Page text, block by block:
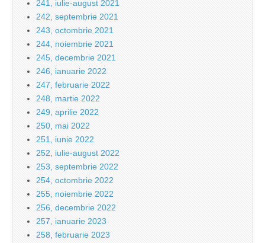
241, iulie-august 2021
242, septembrie 2021
243, octombrie 2021
244, noiembrie 2021
245, decembrie 2021
246, ianuarie 2022
247, februarie 2022
248, martie 2022
249, aprilie 2022
250, mai 2022
251, iunie 2022
252, iulie-august 2022
253, septembrie 2022
254, octombrie 2022
255, noiembrie 2022
256, decembrie 2022
257, ianuarie 2023
258, februarie 2023